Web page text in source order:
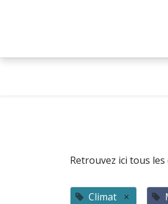
Retrouvez ici tous
Climat ×